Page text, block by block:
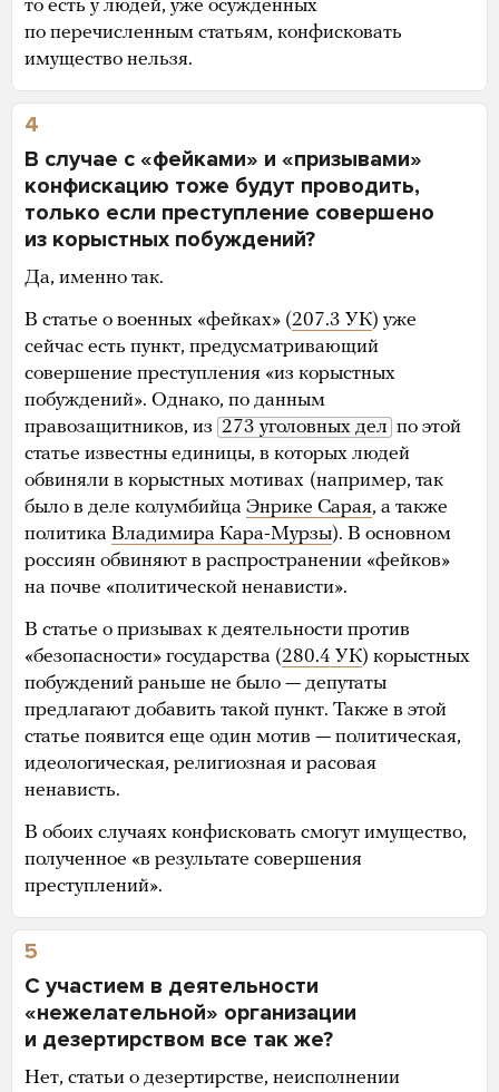
то есть у людей, уже осужденных
по перечисленным статьям, конфисковать
имущество нельзя.
4
В случае с «фейками» и «призывами»
конфискацию тоже будут проводить,
только если преступление совершено
из корыстных побуждений?
Да, именно так.
В статье о военных «фейках» (207.3 УК) уже
сейчас есть пункт, предусматривающий
совершение преступления «из корыстных
побуждений». Однако, по данным
правозащитников, из 273 уголовных дел по этой
статье известны единицы, в которых людей
обвиняли в корыстных мотивах (например, так
было в деле колумбийца Энрике Сарая, а также
политика Владимира Кара-Мурзы). В основном
россиян обвиняют в распространении «фейков»
на почве «политической ненависти».
В статье о призывах к деятельности против
«безопасности» государства (280.4 УК) корыстных
побуждений раньше не было — депутаты
предлагают добавить такой пункт. Также в этой
статье появится еще один мотив — политическая,
идеологическая, религиозная и расовая
ненависть.
В обоих случаях конфисковать смогут имущество,
полученное «в результате совершения
преступлений».
5
С участием в деятельности
«нежелательной» организации
и дезертирством все так же?
Нет, статьи о дезертирстве, неисполнении